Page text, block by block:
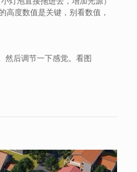
高度数值是关键，别看数值，
然后调节一下感觉。看图